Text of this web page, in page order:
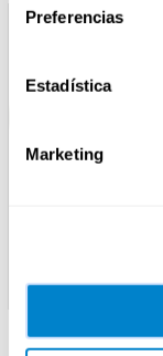
Preferencias
Estadística
Marketing